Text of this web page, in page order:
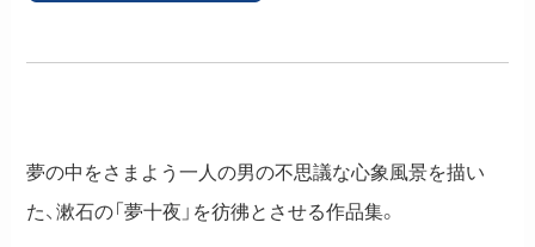
夢の中をさまよう一人の男の不思議な心象風景を描い
た、漱石の「夢十夜」を彷彿とさせる作品集。